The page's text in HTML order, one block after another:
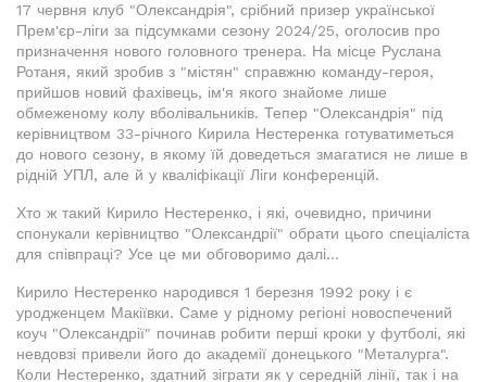
17 червня клуб "Олександрія", срібний призер української
Прем'єр-ліги за підсумками сезону 2024/25, оголосив про
призначення нового головного тренера. На місце Руслана
Ротаня, який зробив з "містян" справжню команду-героя,
прийшов новий фахівець, ім'я якого знайоме лише
обмеженому колу вболівальників. Тепер "Олександрія" під
керівництвом 33-річного Кирила Нестеренка готуватиметься
до нового сезону, в якому їй доведеться змагатися не лише в
рідній УПЛ, але й у кваліфікації Ліги конференцій.
Хто ж такий Кирило Нестеренко, і які, очевидно, причини
спонукали керівництво "Олександрії" обрати цього спеціаліста
для співпраці? Усе це ми обговоримо далі...
Кирило Нестеренко народився 1 березня 1992 року і є
уродженцем Макіївки. Саме у рідному регіоні новоспечений
коуч "Олександрії" починав робити перші кроки у футболі, які
невдовзі привели його до академії донецького "Металурга".
Коли Нестеренко, здатний зіграти як у середній лінії, так і на